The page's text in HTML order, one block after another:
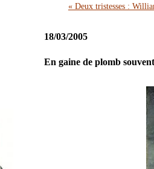
« Deux tristesses :
18/03/2005
En gaine de plomb